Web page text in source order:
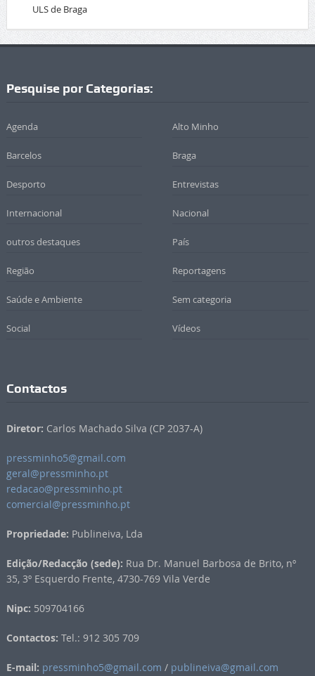
ULS de Braga
Pesquise por Categorias:
Agenda Alto Minho
Barcelos Braga
Desporto Entrevistas
Internacional Nacional
outros destaques País
Região Reportagens
Saúde e Ambiente Sem categoria
Social Vídeos
Contactos
Diretor: Carlos Machado Silva (CP 2037-A)
pressminho5@gmail.com
geral@pressminho.pt
redacao@pressminho.pt
comercial@pressminho.pt
Propriedade: Publineiva, Lda
Edição/Redacção (sede): Rua Dr. Manuel Barbosa de Brito, nº
35, 3º Esquerdo Frente, 4730-769 Vila Verde
Nipc: 509704166
Contactos: Tel.: 912 305 709
E-mail: pressminho5@gmail.com / publineiva@gmail.com